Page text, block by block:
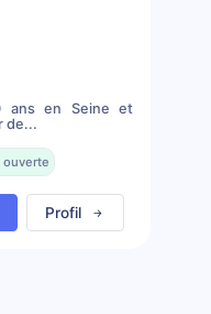
ans en Seine et
de...
Profil